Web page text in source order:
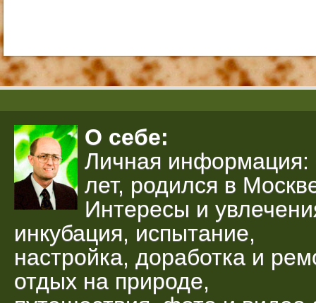
О себе:
Личная информация:
лет, родился в
Интересы и
инкубация, испытание,
настройка, доработка и
отдых на природе,